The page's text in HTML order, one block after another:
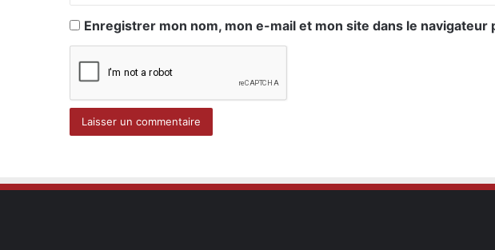
Enregistrer mon nom, mon e-mail et mon site dans le